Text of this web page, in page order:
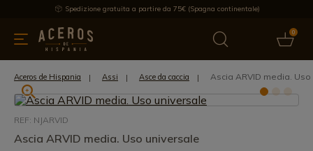
Spedizione gratuita a partire da 75€ (Spagna continentale)
0
cucina Offre Ultime notizie Venduti Marche
Aceros de Hispania Assi Asce da caccia Ascia ARVID media.
REF: NJARVID
Ascia ARVID media. Uso universale